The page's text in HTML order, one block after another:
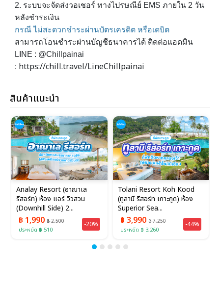
2. ระบบจะจัดส่งวอเชอร์ ทางไปรษณีย์ EMS ภายใน 2 วัน
หลังชำระเงิน
กรณี ไม่สะดวกชำระผ่านบัตรเครดิต หรือเดบิต
สามารถโอนชำระผ่านบัญชีธนาคารได้ ติดต่อแอดมิน
LINE : @Chillpainai
: https://chill.travel/LineChillpainai
สินค้าแนะนำ
Analay Resort (อาณาเล
รีสอร์ท) ห้อง แอร์ วิวสวน
(Downhill Side) 2...
฿ 1,990 ฿ 2,500
ประหยัด ฿ 510
-20%
Tolani Resort Koh Kood
(ทูลานี รีสอร์ท เกาะกูด) ห้อง
Superior Sea...
฿ 3,990฿ 7,250
ประหยัด ฿ 3,260
-44%